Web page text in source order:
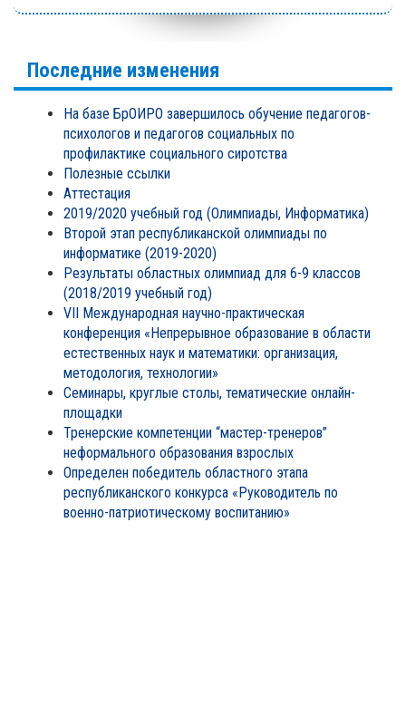
Последние изменения
На базе БрОИРО завершилось обучение педагогов-
психологов и педагогов социальных по
профилактике социального сиротства
Полезные ссылки
Аттестация
2019/2020 учебный год (Олимпиады, Информатика)
Второй этап республиканской олимпиады по
информатике (2019-2020)
Результаты областных олимпиад для 6-9 классов
(2018/2019 учебный год)
VII Международная научно-практическая
конференция «Непрерывное образование в области
естественных наук и математики: организация,
методология, технологии»
Семинары, круглые столы, тематические онлайн-
площадки
Тренерские компетенции “мастер-тренеров”
неформального образования взрослых
Определен победитель областного этапа
республиканского конкурса «Руководитель по
военно-патриотическому воспитанию»